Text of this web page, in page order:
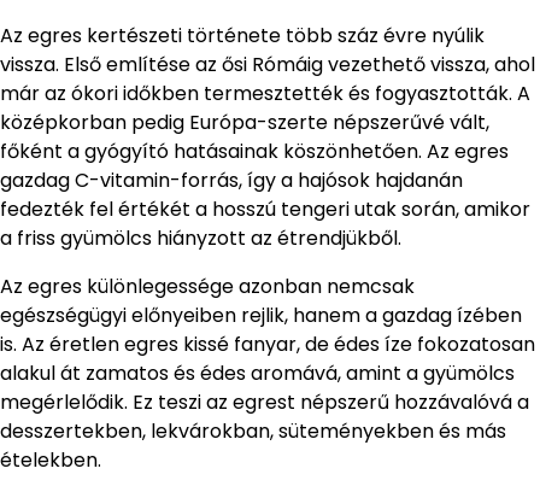
Az egres kertészeti története több száz évre nyúlik
vissza. Első említése az ősi Rómáig vezethető vissza, ahol
már az ókori időkben termesztették és fogyasztották. A
középkorban pedig Európa-szerte népszerűvé vált,
főként a gyógyító hatásainak köszönhetően. Az egres
gazdag C-vitamin-forrás, így a hajósok hajdanán
fedezték fel értékét a hosszú tengeri utak során, amikor
a friss gyümölcs hiányzott az étrendjükből.
Az egres különlegessége azonban nemcsak
egészségügyi előnyeiben rejlik, hanem a gazdag ízében
is. Az éretlen egres kissé fanyar, de édes íze fokozatosan
alakul át zamatos és édes aromává, amint a gyümölcs
megérlelődik. Ez teszi az egrest népszerű hozzávalóvá a
desszertekben, lekvárokban, süteményekben és más
ételekben.